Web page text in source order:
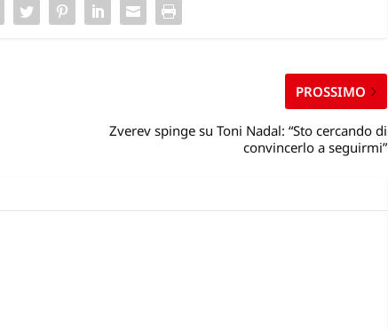
PROSSIMO
Zverev spinge su Toni Nadal: “Sto cercando di
convincerlo a seguirmi”